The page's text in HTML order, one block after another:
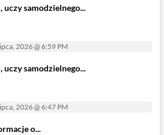
samodzielnego...
2026 @ 6:59 PM
samodzielnego...
2026 @ 6:47 PM
o...